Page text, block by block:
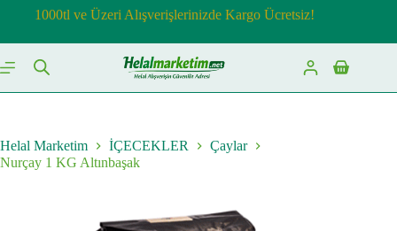
1000tl ve Üzeri Alışverişlerinizde Kargo Ücretsiz!
Shopping
cart
Helal Marketim İÇECEKLER
Çaylar
Nurçay 1 KG Altınbaşak